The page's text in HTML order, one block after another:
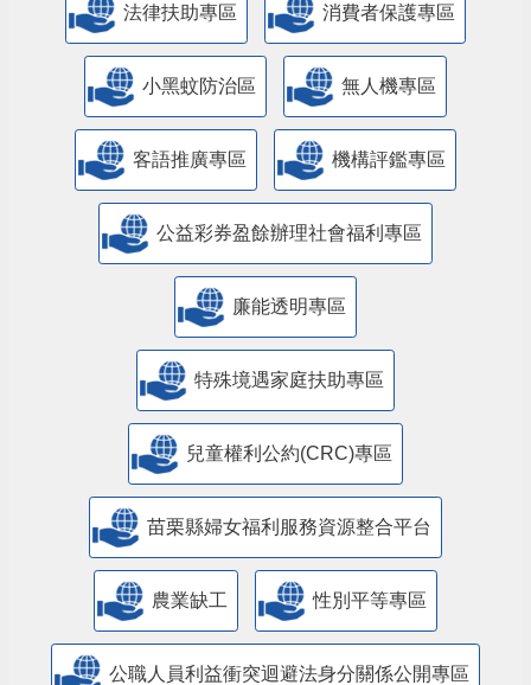
法律扶助專區 消費者保護專區
小黑蚊防治區 無人機專區
客語推廣專區 機構評鑑專區
公益彩券盈餘辦理社會福利專區
廉能透明專區
特殊境遇家庭扶助專區
兒童權利公約(CRC)專區
苗栗縣婦女福利服務資源整合平台
農業缺工 性別平等專區
公職人員利益衝突迴避法身分關係公開專區